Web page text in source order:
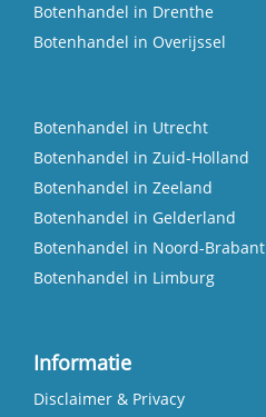
Botenhandel in Drenthe
Botenhandel in Overijssel
Botenhandel in Utrecht
Botenhandel in Zuid-Holland
Botenhandel in Zeeland
Botenhandel in Gelderland
Botenhandel in Noord-Brabant
Botenhandel in Limburg
Informatie
Disclaimer & Privacy